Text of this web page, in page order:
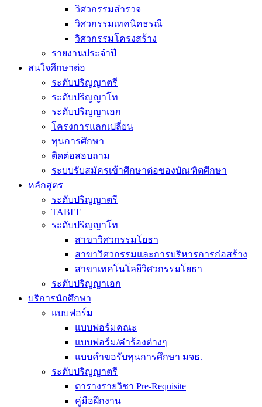
วิศวกรรมสำรวจ
วิศวกรรมเทคนิคธรณี
วิศวกรรมโครงสร้าง
รายงานประจำปี
สนใจศึกษาต่อ
ระดับปริญญาตรี
ระดับปริญญาโท
ระดับปริญญาเอก
โครงการแลกเปลี่ยน
ทุนการศึกษา
ติดต่อสอบถาม
ระบบรับสมัครเข้าศึกษาต่อของบัณฑิตศึกษา
หลักสูตร
ระดับปริญญาตรี
TABEE
ระดับปริญญาโท
สาขาวิศวกรรมโยธา
สาขาวิศวกรรมและการบริหารการก่อสร้าง
สาขาเทคโนโลยีวิศวกรรมโยธา
ระดับปริญญาเอก
บริการนักศึกษา
แบบฟอร์ม
แบบฟอร์มคณะ
แบบฟอร์ม/คำร้องต่างๆ
แบบคำขอรับทุนการศึกษา มจธ.
ระดับปริญญาตรี
ตารางรายวิชา Pre-Requisite
คู่มือฝึกงาน